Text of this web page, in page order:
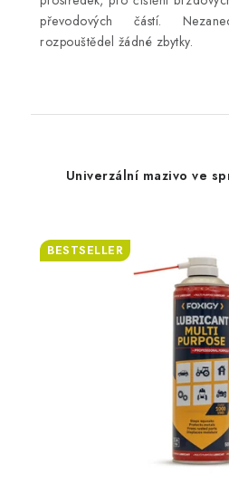
převodových částí.
rozpouštědel žádné zbytky.
Univerzální mazivo ve
BESTSELLER